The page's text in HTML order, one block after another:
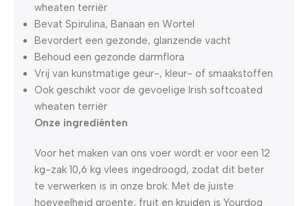
wheaten terriër
Bevat Spirulina, Banaan en Wortel
Bevordert een gezonde, glanzende vacht
Behoud een gezonde darmflora
Vrij van kunstmatige geur-, kleur- of smaakstoffen
Ook geschikt voor de gevoelige Irish softcoated
wheaten terriër
Onze ingrediënten
Voor het maken van ons voer wordt er voor een 12
kg-zak 10,6 kg vlees ingedroogd, zodat dit beter
te verwerken is in onze brok. Met de juiste
hoeveelheid groente, fruit en kruiden is Yourdog